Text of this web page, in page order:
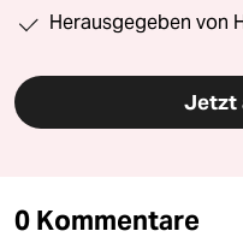
Herausgegeben von
Jetzt
0 Kommentare